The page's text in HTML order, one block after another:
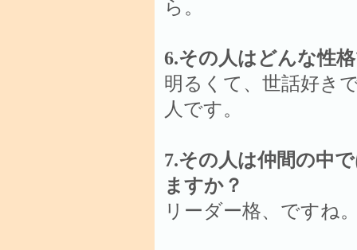
ら。
6.その人はどんな性
明るくて、世話好き
人です。
7.その人は仲間の中
ますか？
リーダー格、ですね